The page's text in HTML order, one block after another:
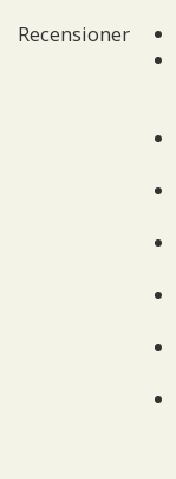
Recensioner